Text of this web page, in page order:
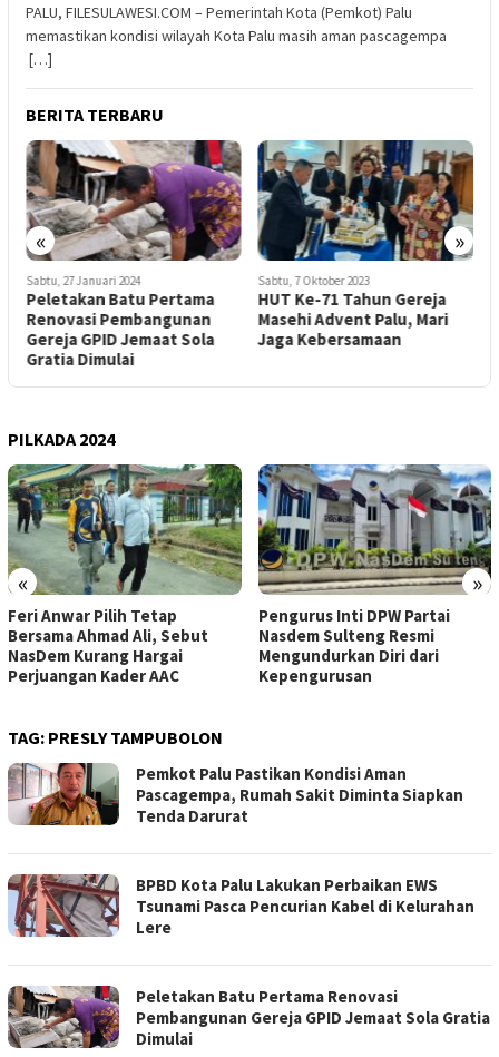
PALU, FILESULAWESI.COM – Pemerintah Kota (Pemkot) Palu
memastikan kondisi wilayah Kota Palu masih aman pascagempa
[…]
BERITA TERBARU
« »
Sabtu, 27 Januari 2024
Peletakan Batu Pertama
Renovasi Pembangunan
Gereja GPID Jemaat Sola
Gratia Dimulai
Sabtu, 7 Oktober 2023
HUT Ke-71 Tahun Gereja
Masehi Advent Palu, Mari
Jaga Kebersamaan
PILKADA 2024
« »
Feri Anwar Pilih Tetap
Bersama Ahmad Ali, Sebut
NasDem Kurang Hargai
Perjuangan Kader AAC
Pengurus Inti DPW Partai
Nasdem Sulteng Resmi
Mengundurkan Diri dari
Kepengurusan
TAG: PRESLY TAMPUBOLON
Pemkot Palu Pastikan Kondisi Aman
Pascagempa, Rumah Sakit Diminta Siapkan
Tenda Darurat
BPBD Kota Palu Lakukan Perbaikan EWS
Tsunami Pasca Pencurian Kabel di Kelurahan
Lere
Peletakan Batu Pertama Renovasi
Pembangunan Gereja GPID Jemaat Sola Gratia
Dimulai